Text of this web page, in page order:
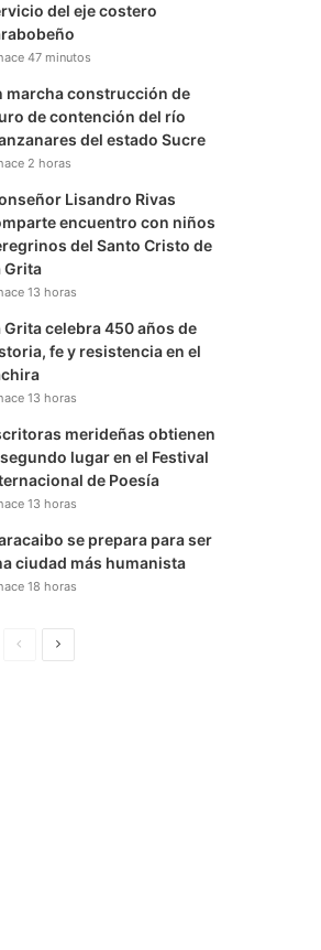
del eje costero
47 minutos
marcha construcción de
de contención del río
del estado Sucre
2 horas
Lisandro Rivas
encuentro con niños
del Santo Cristo de
Grita
13 horas
Grita celebra 450 años de
fe y resistencia en el
13 horas
merideñas obtienen
lugar en el Festival
de Poesía
13 horas
se prepara para ser
ciudad más humanista
18 horas
S